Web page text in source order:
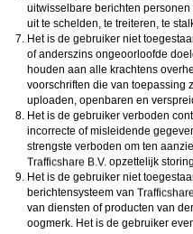
uitwisselbare berichten
uit te schelden, te treiteren, te
Het is de gebruiker niet
of anderszins ongeoorloofde
houden aan alle krachtens
voorschriften die van toepassing
uploaden, openbaren en
Het is de gebruiker verboden
incorrecte of misleidende
strengste verboden om ten
opzettelijk
Het is de gebruiker niet
berichtensysteem van
van diensten of producten van
oogmerk. Het is de gebruiker